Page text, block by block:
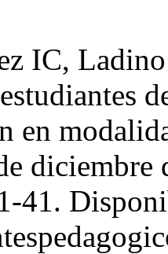
IC,
en
diciembre
41.